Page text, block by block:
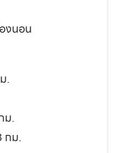
งนอน
.
ม.
กม.